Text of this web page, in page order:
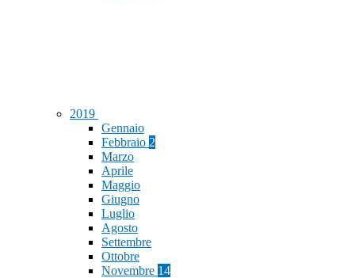
2019
Gennaio
Febbraio 2
Marzo
Aprile
Maggio
Giugno
Luglio
Agosto
Settembre
Ottobre
Novembre 14